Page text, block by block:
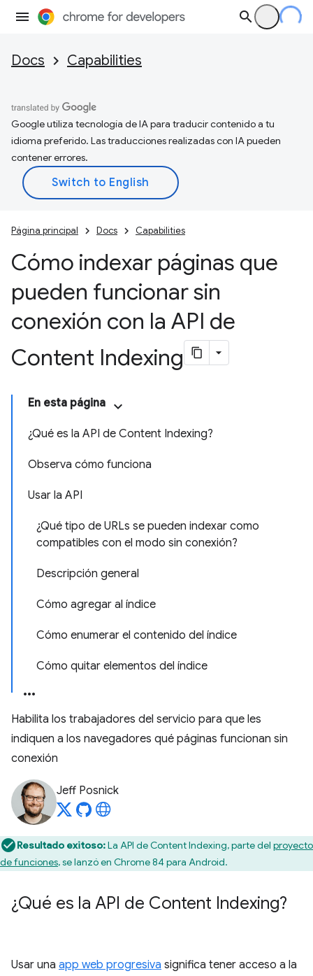
Docs Capabilities
Google utiliza tecnología de IA para traducir contenido a tu
idioma preferido. Las traducciones realizadas con IA pueden
contener errores.
Página principal Docs Capabilities
Cómo indexar páginas que
pueden funcionar sin
conexión con la API de
Content Indexing
En esta página
¿Qué es la API de Content Indexing?
Observa cómo funciona
Usar la API
¿Qué tipo de URLs se pueden indexar como
compatibles con el modo sin conexión?
Descripción general
Cómo agregar al índice
Cómo enumerar el contenido del índice
Cómo quitar elementos del índice
Habilita los trabajadores del servicio para que les
indiquen a los navegadores qué páginas funcionan sin
conexión
Jeff Posnick
Resultado exitoso:La API de Content Indexing, parte del proyecto
de funciones, se lanzó en Chrome 84 para Android.
¿Qué es la API de Content Indexing?
Usar una app web progresiva significa tener acceso a la